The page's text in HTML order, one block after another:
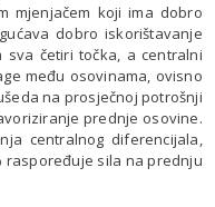
mjenjačem koji ima dobro
dobro iskorištavanje
sva četiri točka, a centralni
među osovinama, ovisno
na prosječnoj potrošnji
prednje osovine.
centralnog diferencijala,
raspoređuje sila na prednju